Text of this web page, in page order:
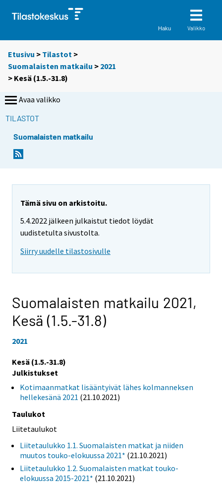
Haku Valikko
Etusivu > Tilastot >
Suomalaisten matkailu > 2021
> Kesä (1.5.-31.8)
Avaa valikko
TILASTOT
Suomalaisten matkailu
Tämä sivu on arkistoitu.
5.4.2022 jälkeen julkaistut tiedot löydät
uudistetulta sivustolta.
Siirry uudelle tilastosivulle
Suomalaisten matkailu 2021,
Kesä (1.5.-31.8)
2021
Kesä (1.5.-31.8)
Julkistukset
Kotimaanmatkat lisääntyivät lähes kolmanneksen
hellekesänä 2021 (21.10.2021)
Taulukot
Liitetaulukot
Liitetaulukko 1.1. Suomalaisten matkat ja niiden
muutos touko-elokuussa 2021* (21.10.2021)
Liitetaulukko 1.2. Suomalaisten matkat touko-
elokuussa 2015-2021* (21.10.2021)